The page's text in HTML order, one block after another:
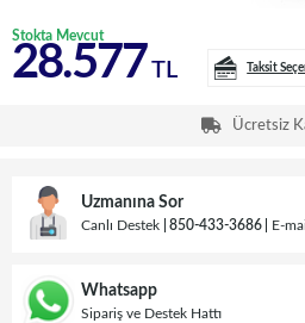
Stokta Mevcut
28.577 TL Taksit
Ücretsiz
Uzmanına Sor
Canlı Destek 850-433-3686 E-mail
Whatsapp
Sipariş ve Destek Hattı